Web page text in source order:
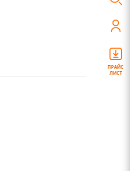
ПРАЙС
ЛИСТ